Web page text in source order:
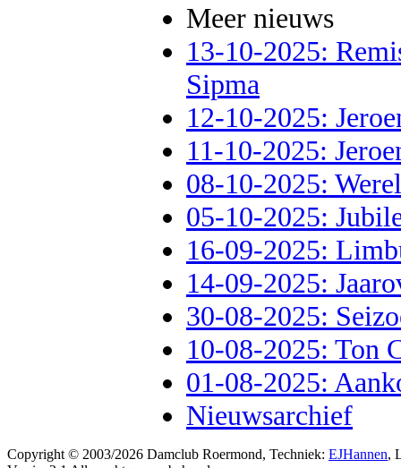
Meer nieuws
13-10-2025:
Sipma
12-10-2025:
11-10-2025:
08-10-2025:
05-10-2025:
16-09-2025:
14-09-2025:
30-08-2025:
10-08-2025: Ton
01-08-2025:
Nieuwsarchief
Copyright © 2003/2026 Damclub Roermond, Techniek: EJHannen,